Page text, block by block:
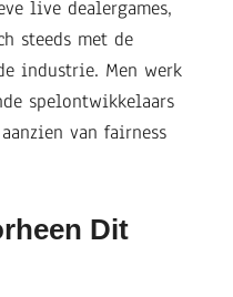
live dealergames,
steeds met de
industrie. Men werk
spelontwikkelaars
van fairness
Dit